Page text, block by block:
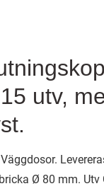
utv,
Ø 80 mm. Utv